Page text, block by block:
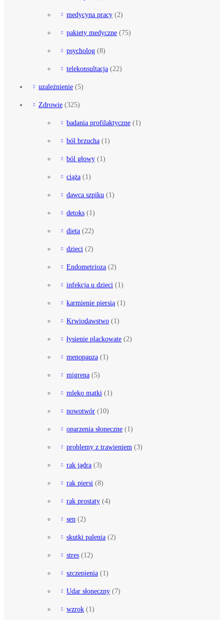
medycyna pracy (2)
pakiety medyczne (75)
psycholog (8)
telekonsultacja (22)
uzależnienie (5)
Zdrowie (325)
badania profilaktyczne (1)
ból brzucha (1)
ból głowy (1)
ciąża (1)
dawca szpiku (1)
detoks (1)
dieta (22)
dzieci (2)
Endometrioza (2)
infekcja u dzieci (1)
karmienie piersią (1)
Krwiodawstwo (1)
łysienie plackowate (2)
menopauza (1)
migrena (5)
mleko matki (1)
nowotwór (10)
oparzenia słoneczne (1)
problemy z trawieniem (3)
rak jądra (3)
rak piersi (8)
rak prostaty (4)
sen (2)
skutki palenia (2)
stres (12)
szczepienia (1)
Udar słoneczny (7)
wzrok (1)